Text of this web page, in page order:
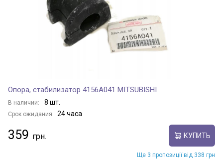
Опора, стабилизатор 4156A041 MITSUBISHI
В наличии: 8 шт.
Срок ожидания: 24 часа
359 КУПИТЬ
Ще 3 пропозиції від 338 грн